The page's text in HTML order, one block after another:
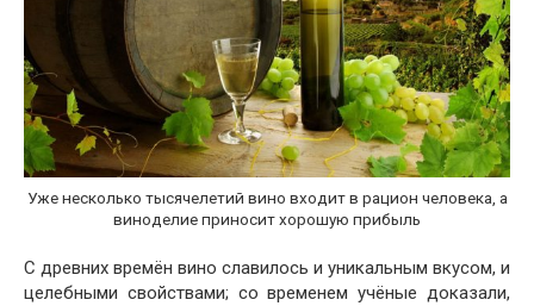
Уже несколько тысячелетий вино входит в рацион человека, а
виноделие приносит хорошую прибыль
С древних времён вино славилось и уникальным вкусом, и
целебными свойствами; со временем учёные доказали,